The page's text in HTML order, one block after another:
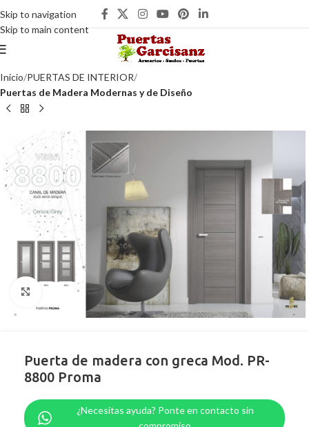
Skip to navigation
Skip to main content
Inicio PUERTAS DE INTERIOR
Puertas de Madera Modernas y de Diseño
Clic para ampliar
Puerta de madera con greca Mod. PR-
8800 Proma
¿Necesitas ayuda? Ponte en contacto sin